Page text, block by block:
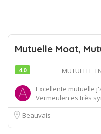
Mutuelle Moat,
4.0
MUTUELLE
Excellente mutuelle
Vermeulen es très
Beauvais